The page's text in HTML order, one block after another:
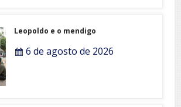
Leopoldo e o mendigo
6 de agosto de 2026